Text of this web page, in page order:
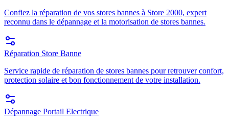
Confiez la réparation de vos stores bannes à Store 2000, expert
reconnu dans le dépannage et la motorisation de stores bannes.
Réparation Store Banne
Service rapide de réparation de stores bannes pour retrouver confort,
protection solaire et bon fonctionnement de votre installation.
Dépannage Portail Electrique